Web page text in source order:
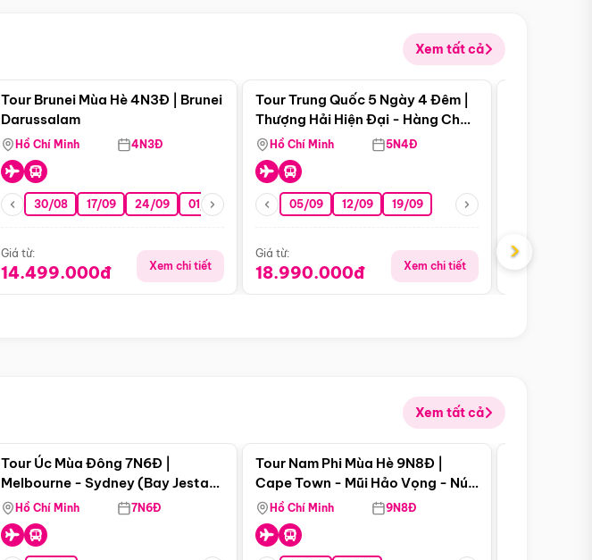
Xem tất cả
Tour Brunei Mùa Hè 4N3Đ | Brunei
Darussalam
Hồ Chí Minh 4N3Đ
30/08 17/09 24/09 01/10 15/10 29/10
Giá từ:
14.499.000đ Xem chi tiết
Điểm nổi bật
Tour Trung Quốc 5 Ngày 4 Đêm |
Thượng Hải Hiện Đại - Hàng Châu
Nên Thơ - Ô Trấn Cổ Kính
Hồ Chí Minh 5N4Đ
05/09 12/09 19/09
Giá từ:
18.990.000đ Xem chi tiết
Giá từ:
›
Xem tất cả
Tour Úc Mùa Đông 7N6Đ |
Melbourne - Sydney (Bay Jestar
Airways)
Hồ Chí Minh 7N6Đ
Điểm nổi bật
Tour Nam Phi Mùa Hè 9N8Đ |
Cape Town - Mũi Hảo Vọng - Núi
Bàn - Johannesburg - Pretoria -
Safari - Lodge
Hồ Chí Minh 9N8Đ